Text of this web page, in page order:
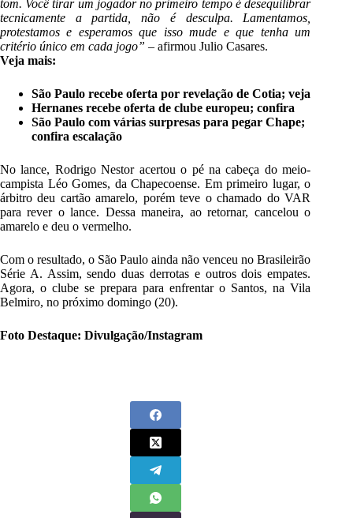
tom. Você tirar um jogador no primeiro tempo é desequilibrar
tecnicamente a partida, não é desculpa. Lamentamos,
protestamos e esperamos que isso mude e que tenha um
critério único em cada jogo” – afirmou Julio Casares.
Veja mais:
São Paulo recebe oferta por revelação de Cotia; veja
Hernanes recebe oferta de clube europeu; confira
São Paulo com várias surpresas para pegar Chape;
confira escalação
No lance, Rodrigo Nestor acertou o pé na cabeça do meio-
campista Léo Gomes, da Chapecoense. Em primeiro lugar, o
árbitro deu cartão amarelo, porém teve o chamado do VAR
para rever o lance. Dessa maneira, ao retornar, cancelou o
amarelo e deu o vermelho.
Com o resultado, o São Paulo ainda não venceu no Brasileirão
Série A. Assim, sendo duas derrotas e outros dois empates.
Agora, o clube se prepara para enfrentar o Santos, na Vila
Belmiro, no próximo domingo (20).
Foto Destaque: Divulgação/Instagram